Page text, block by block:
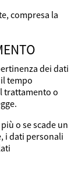
compresa la
dei dati
tempo
trattamento o
o se scade un
i dati personali